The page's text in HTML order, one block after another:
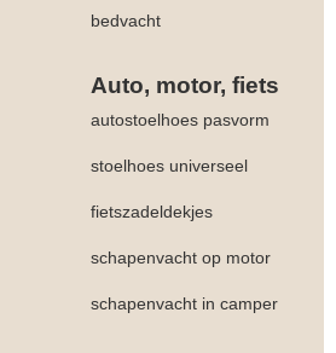
bedvacht
Auto, motor, fiets
autostoelhoes pasvorm
stoelhoes universeel
fietszadeldekjes
schapenvacht op motor
schapenvacht in camper